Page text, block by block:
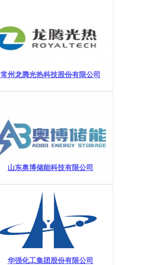
常州龙腾光热科技股份有限公司
山东奥博储能科技有限公司
华强化工集团股份有限公司